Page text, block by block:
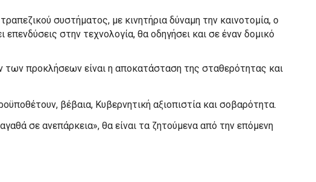
συστήματος, με κινητήρια δύναμη την καινοτομία, ο
επενδύσεις στην τεχνολογία, θα οδηγήσει και σε έναν δομικό
των προκλήσεων είναι η αποκατάσταση της σταθερότητας και
βέβαια, Κυβερνητική αξιοπιστία και σοβαρότητα.
σε ανεπάρκεια», θα είναι τα ζητούμενα από την επόμενη